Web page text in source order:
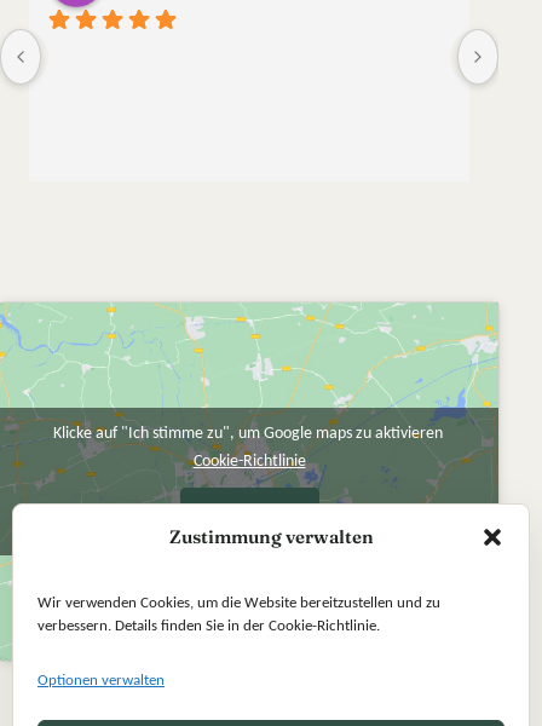
Zustimmung verwalten
Wir verwenden Cookies, um die Website bereitzustellen und zu
verbessern. Details finden Sie in der Cookie-Richtlinie.
Optionen verwalten
Die Wolle
liebevoll
Klicke auf "Ich stimme zu", um Google maps zu aktivieren
Cookie-Richtlinie